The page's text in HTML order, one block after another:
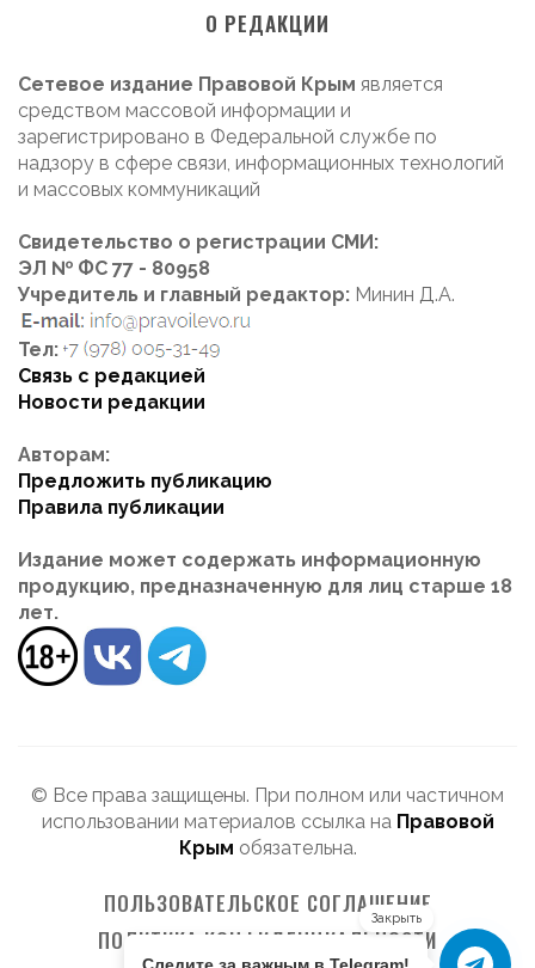
О РЕДАКЦИИ
Сетевое издание Правовой Крым является
средством массовой информации и
зарегистрировано в Федеральной службе по
надзору в сфере связи, информационных технологий
и массовых коммуникаций
Свидетельство о регистрации СМИ:
ЭЛ № ФС 77 - 80958
Учредитель и главный редактор: Минин Д.А.
Тел:
Связь с редакцией
Новости редакции
Авторам:
Предложить публикацию
Правила публикации
Издание может содержать информационную
продукцию, предназначенную для лиц старше 18
лет.
© Все права защищены. При полном или частичном
использовании материалов ссылка на Правовой
Крым обязательна.
ПОЛЬЗОВАТЕЛЬСКОЕ СОГЛАШЕНИЕ
ПОЛИТИКА КОНФИДЕНЦИАЛЬНОСТИ
Закрыть